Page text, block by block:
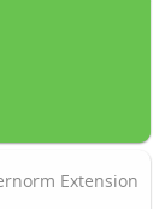
Extension